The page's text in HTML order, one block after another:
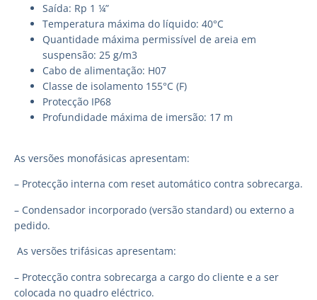
Saída: Rp 1 ¼”
Temperatura máxima do líquido: 40°C
Quantidade máxima permissível de areia em
suspensão: 25 g/m3
Cabo de alimentação: H07
Classe de isolamento 155°C (F)
Protecção IP68
Profundidade máxima de imersão: 17 m
As versões monofásicas apresentam:
– Protecção interna com reset automático contra sobrecarga.
– Condensador incorporado (versão standard) ou externo a
pedido.
As versões trifásicas apresentam:
– Protecção contra sobrecarga a cargo do cliente e a ser
colocada no quadro eléctrico.